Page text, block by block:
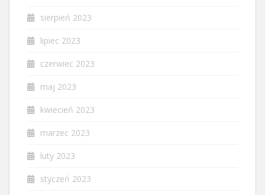
sierpień 2023
lipiec 2023
czerwiec 2023
maj 2023
kwiecień 2023
marzec 2023
luty 2023
styczeń 2023